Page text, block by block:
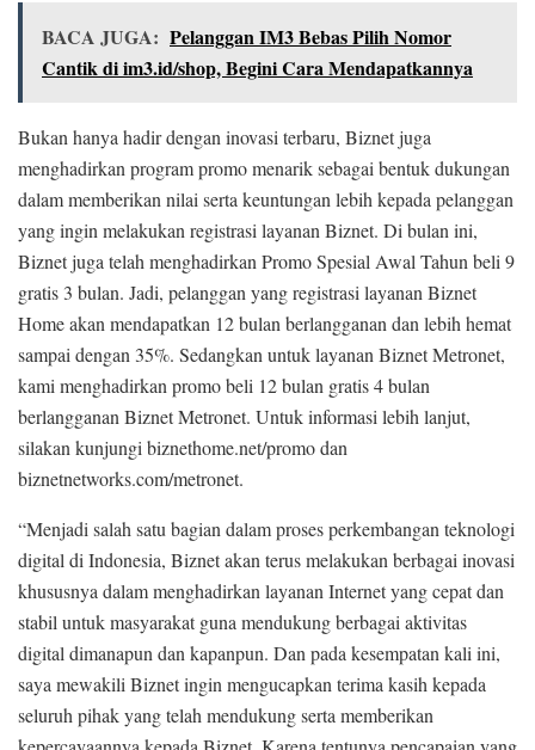
BACA JUGA: Pelanggan IM3 Bebas Pilih Nomor
Cantik di im3.id/shop, Begini Cara Mendapatkannya
Bukan hanya hadir dengan inovasi terbaru, Biznet juga
menghadirkan program promo menarik sebagai bentuk dukungan
dalam memberikan nilai serta keuntungan lebih kepada pelanggan
yang ingin melakukan registrasi layanan Biznet. Di bulan ini,
Biznet juga telah menghadirkan Promo Spesial Awal Tahun beli 9
gratis 3 bulan. Jadi, pelanggan yang registrasi layanan Biznet
Home akan mendapatkan 12 bulan berlangganan dan lebih hemat
sampai dengan 35%. Sedangkan untuk layanan Biznet Metronet,
kami menghadirkan promo beli 12 bulan gratis 4 bulan
berlangganan Biznet Metronet. Untuk informasi lebih lanjut,
silakan kunjungi biznethome.net/promo dan
biznetnetworks.com/metronet.
“Menjadi salah satu bagian dalam proses perkembangan teknologi
digital di Indonesia, Biznet akan terus melakukan berbagai inovasi
khususnya dalam menghadirkan layanan Internet yang cepat dan
stabil untuk masyarakat guna mendukung berbagai aktivitas
digital dimanapun dan kapanpun. Dan pada kesempatan kali ini,
saya mewakili Biznet ingin mengucapkan terima kasih kepada
seluruh pihak yang telah mendukung serta memberikan